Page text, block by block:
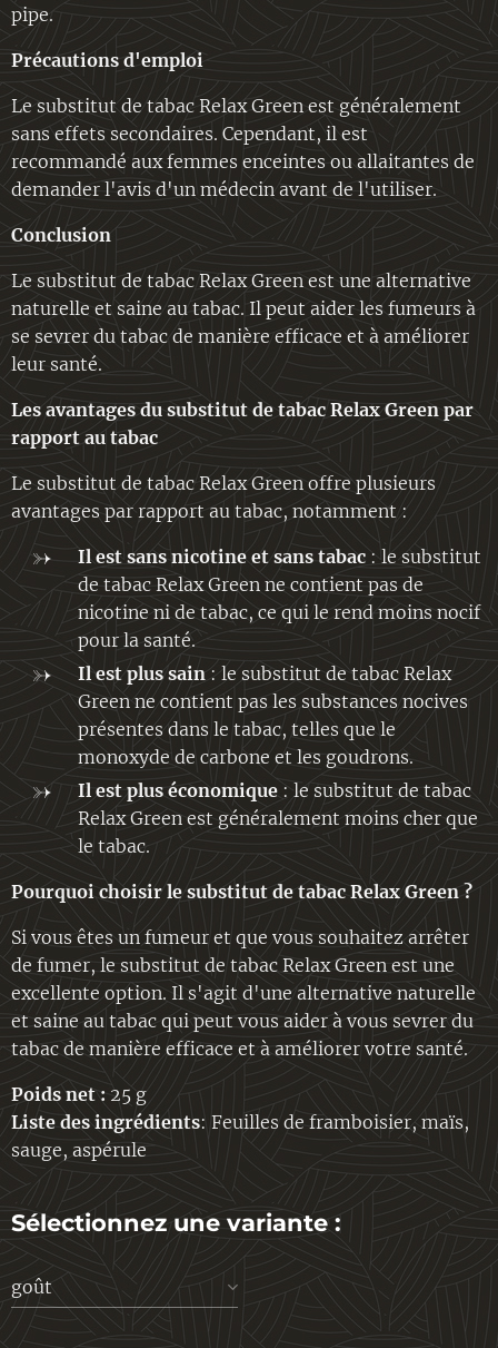
pipe.
Précautions d'emploi
Le substitut de tabac Relax Green est généralement
sans effets secondaires. Cependant, il est
recommandé aux femmes enceintes ou allaitantes de
demander l'avis d'un médecin avant de l'utiliser.
Conclusion
Le substitut de tabac Relax Green est une alternative
naturelle et saine au tabac. Il peut aider les fumeurs à
se sevrer du tabac de manière efficace et à améliorer
leur santé.
Les avantages du substitut de tabac Relax Green par
rapport au tabac
Le substitut de tabac Relax Green offre plusieurs
avantages par rapport au tabac, notamment :
Il est sans nicotine et sans tabac : le substitut
de tabac Relax Green ne contient pas de
nicotine ni de tabac, ce qui le rend moins nocif
pour la santé.
Il est plus sain : le substitut de tabac Relax
Green ne contient pas les substances nocives
présentes dans le tabac, telles que le
monoxyde de carbone et les goudrons.
Il est plus économique : le substitut de tabac
Relax Green est généralement moins cher que
le tabac.
Pourquoi choisir le substitut de tabac Relax Green ?
Si vous êtes un fumeur et que vous souhaitez arrêter
de fumer, le substitut de tabac Relax Green est une
excellente option. Il s'agit d'une alternative naturelle
et saine au tabac qui peut vous aider à vous sevrer du
tabac de manière efficace et à améliorer votre santé.
Poids net : 25 g
Liste des ingrédients: Feuilles de framboisier, maïs,
sauge, aspérule
Sélectionnez une variante :
goût